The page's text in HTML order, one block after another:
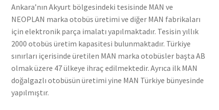
Ankara’nın Akyurt bölgesindeki tesisinde MAN ve
NEOPLAN marka otobüs üretimi ve diğer MAN fabrikaları
için elektronik parça imalatı yapılmaktadır. Tesisin yıllık
2000 otobüs üretim kapasitesi bulunmaktadır. Türkiye
sınırları içerisinde üretilen MAN marka otobüsler başta AB
olmak üzere 47 ülkeye ihraç edilmektedir. Ayrıca ilk MAN
doğalgazlı otobüsün üretimi yine MAN Türkiye bünyesinde
yapılmıştır.